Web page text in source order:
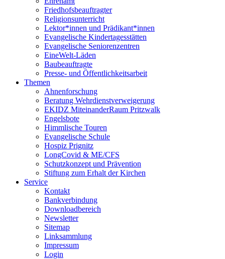
Friedhofsbeauftragter
Religionsunterricht
Lektor*innen und Prädikant*innen
Evangelische Kindertagesstätten
Evangelische Seniorenzentren
EineWelt-Läden
Baubeauftragte
Presse- und Öffentlichkeitsarbeit
Themen
Ahnenforschung
Beratung Wehrdienstverweigerung
EKIDZ MiteinanderRaum Pritzwalk
Engelsbote
Himmlische Touren
Evangelische Schule
Hospiz Prignitz
LongCovid & ME/CFS
Schutzkonzept und Prävention
Stiftung zum Erhalt der Kirchen
Service
Kontakt
Bankverbindung
Downloadbereich
Newsletter
Sitemap
Linksammlung
Impressum
Login